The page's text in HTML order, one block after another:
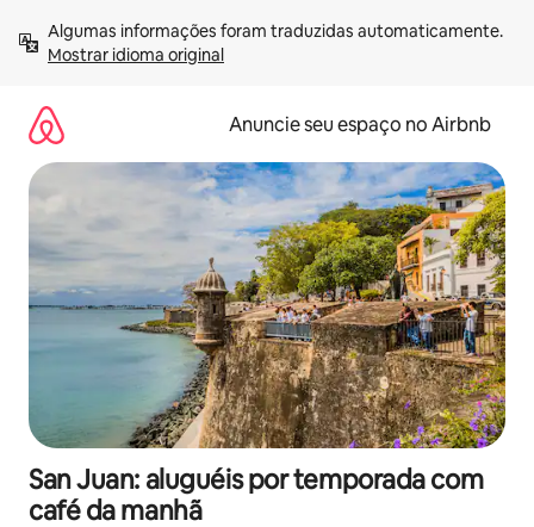
para
Mostrar idioma original
Anuncie seu espaço no Airbnb
San Juan: aluguéis por temporada com
café da manhã